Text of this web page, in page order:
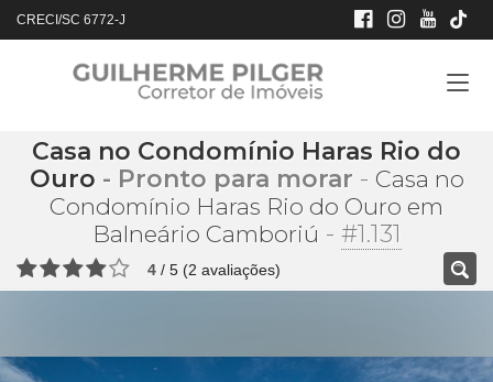
CRECI/SC 6772-J
Casa no Condomínio Haras Rio do
Ouro - Pronto para morar - Casa no
Condomínio Haras Rio do Ouro em
Balneário Camboriú - #1.131
4 / 5 (2 avaliações)